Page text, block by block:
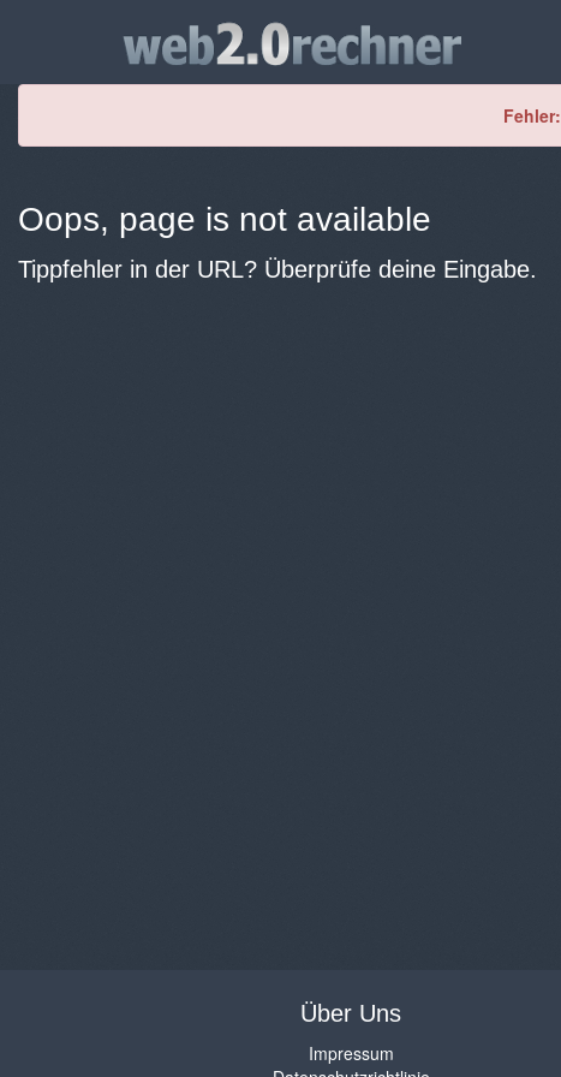
Fehler:
Oops, page is not available
Tippfehler in der URL? Überprüfe deine Eingabe.
Über Uns
Impressum